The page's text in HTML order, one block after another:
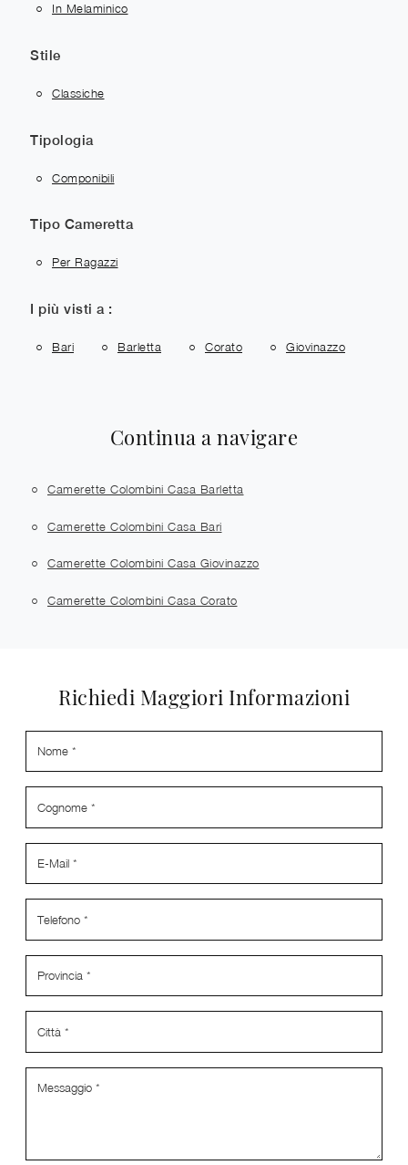
In Melaminico
Stile
Classiche
Tipologia
Componibili
Tipo Cameretta
Per Ragazzi
I più visti a :
Bari Barletta Corato Giovinazzo
Continua a navigare
Camerette Colombini Casa Barletta
Camerette Colombini Casa Bari
Camerette Colombini Casa Giovinazzo
Camerette Colombini Casa Corato
Richiedi Maggiori Informazioni